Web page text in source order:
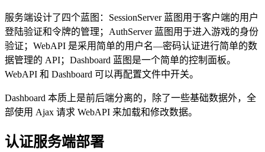
服务端设计了四个蓝图：SessionServer 蓝图用于客户端的用户
登陆验证和令牌的管理；AuthServer 蓝图用于进入游戏的身份
验证；WebAPI 是采用简单的用户名—密码认证进行简单的数
据管理的 API；Dashboard 蓝图是一个简单的控制面板。
WebAPI 和 Dashboard 可以再配置文件中开关。
Dashboard 本质上是前后端分离的，除了一些基础数据外，全
部使用 Ajax 请求 WebAPI 来加载和修改数据。
认证服务端部署